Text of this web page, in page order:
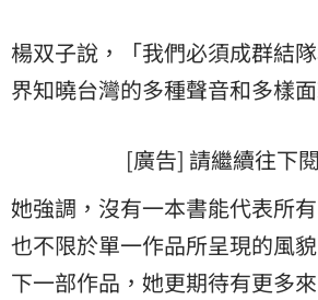
楊双子說，「我們必須成群結
界知曉台灣的多種聲音和多樣面
[廣告] 請繼續往下
她強調，沒有一本書能代表所
也不限於單一作品所呈現的風
下一部作品，她更期待有更多